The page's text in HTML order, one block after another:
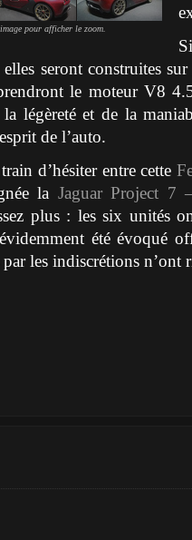
pour afficher le zoom.
seront construites
le moteur V8
légèreté et de la
de l’auto.
d’hésiter entre cette
la Jaguar Project 7
plus : les six unités
été évoqué
les indiscrétions n’ont